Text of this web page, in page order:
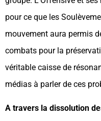
pour ce que les
mouvement aura permis
combats pour la
véritable caisse de
médias à parler de ces
A travers la dissolution